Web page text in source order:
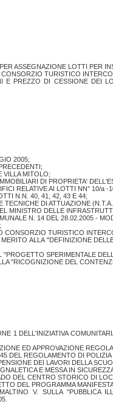
ASSEGNAZIONE LOTTI PER
TURISTICO
E PREZZO DI CESSIONE DEI
2005;
VILLA MITOLO;
DI PROPRIETA'
RELATIVE AI LOTTI NN° 10/a
N.N. 40, 41, 42, 43 E 44;
DI ATTUAZIONE
MINISTRO DELLE
N. 14 DEL 28.02.2005 -
CONSORZIO TURISTICO
ALLA "DEFINIZIONE
SPERIMENTALE
"RICOGNIZIONE DEL
1 DELL'INIZIATIVA
ED APPROVAZIONE
DEL REGOLAMENTO DI
DEI LAVORI DELLA
E MESSA IN
DEL CENTRO STORICO DI
DEL PROGRAMMA
V. SULLA "PUBBLICA